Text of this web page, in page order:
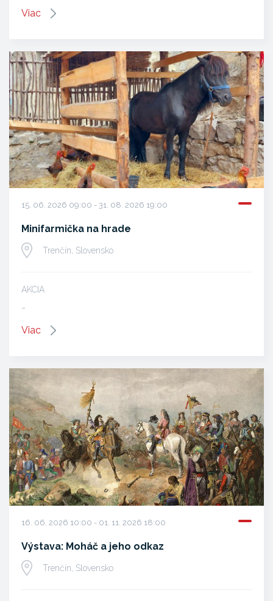
Viac
15. 06. 2026 09:00 - 31. 08. 2026 19:00
Minifarmička na hrade
Trenčín, Slovensko
AKCIA
…
Viac
16. 06. 2026 10:00 - 01. 11. 2026 18:00
Výstava: Moháč a jeho odkaz
Trenčín, Slovensko